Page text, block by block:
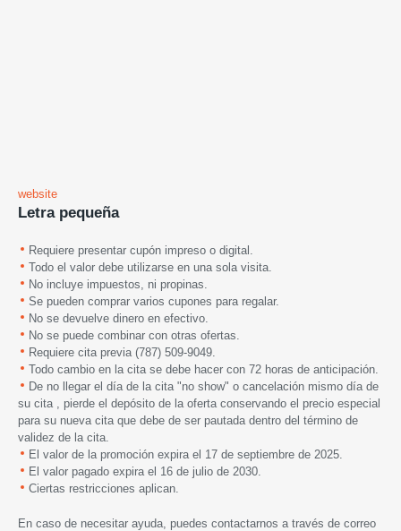
website
Letra pequeña
Requiere presentar cupón impreso o digital.
Todo el valor debe utilizarse en una sola visita.
No incluye impuestos, ni propinas.
Se pueden comprar varios cupones para regalar.
No se devuelve dinero en efectivo.
No se puede combinar con otras ofertas.
Requiere cita previa (787) 509-9049.
Todo cambio en la cita se debe hacer con 72 horas de anticipación.
De no llegar el día de la cita "no show" o cancelación mismo día de
su cita , pierde el depósito de la oferta conservando el precio especial
para su nueva cita que debe de ser pautada dentro del término de
validez de la cita.
El valor de la promoción expira el 17 de septiembre de 2025.
El valor pagado expira el 16 de julio de 2030.
Ciertas restricciones aplican.
En caso de necesitar ayuda, puedes contactarnos a través de correo